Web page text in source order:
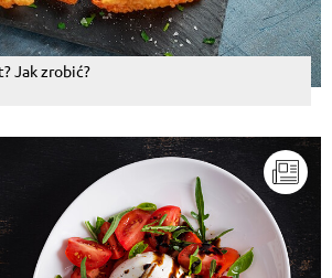
Jak zrobić?